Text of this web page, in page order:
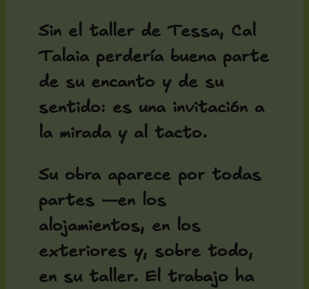
Sin el taller de Tessa, Cal
Talaia perdería buena parte
de su encanto y de su
sentido: es una invitación a
la mirada y al tacto.
Su obra aparece por todas
partes —en los
alojamientos, en los
exteriores y, sobre todo,
en su taller. El trabajo ha